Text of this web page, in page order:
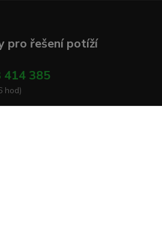
pro řešení potíží
414 385
hod)